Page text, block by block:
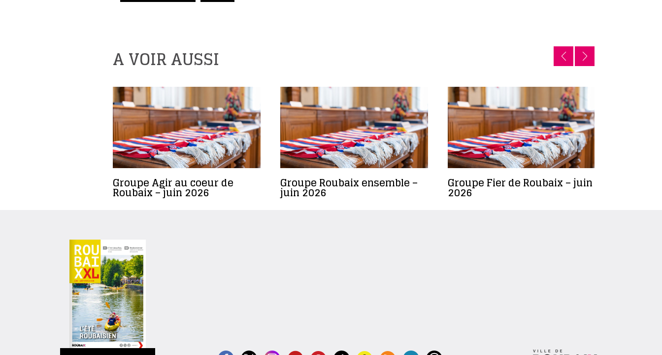
A VOIR AUSSI
Groupe Agir au coeur de
Roubaix – juin 2026
Groupe Roubaix ensemble –
juin 2026
Groupe Fier de Roubaix – juin
2026